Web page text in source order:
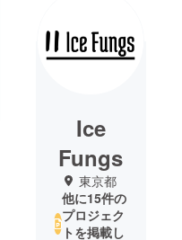
Ice
Fungs
東京都
他に15件の
プロジェク
トを掲載し